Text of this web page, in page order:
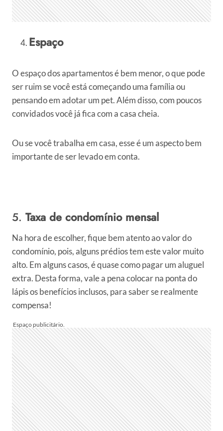
Espaço
O espaço dos apartamentos é bem menor, o que pode
ser ruim se você está começando uma família ou
pensando em adotar um pet. Além disso, com poucos
convidados você já fica com a casa cheia.
Ou se você trabalha em casa, esse é um aspecto bem
importante de ser levado em conta.
5. Taxa de condomínio mensal
Na hora de escolher, fique bem atento ao valor do
condomínio, pois, alguns prédios tem este valor muito
alto. Em alguns casos, é quase como pagar um aluguel
extra. Desta forma, vale a pena colocar na ponta do
lápis os benefícios inclusos, para saber se realmente
compensa!